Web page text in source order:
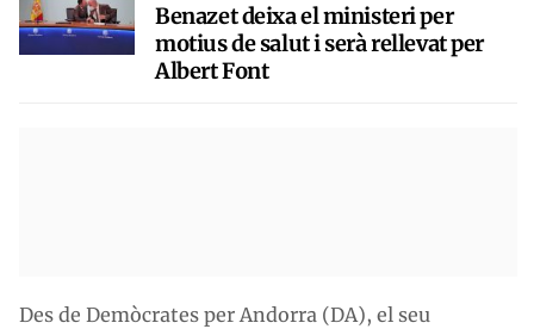
Benazet deixa el ministeri per
motius de salut i serà rellevat per
Albert Font
Des de Demòcrates per Andorra (DA), el seu